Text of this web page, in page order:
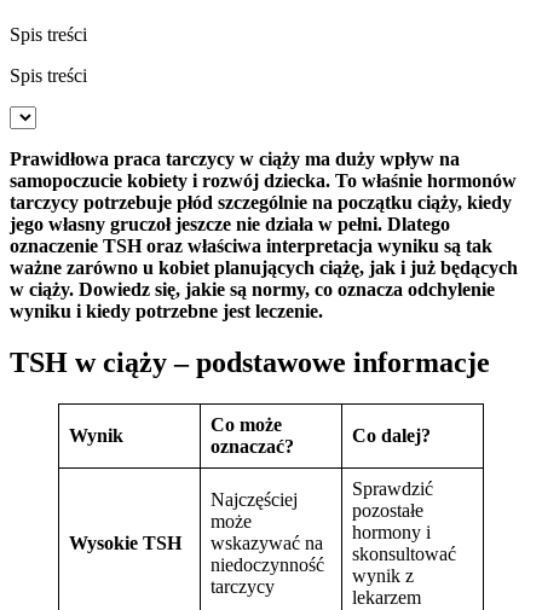
Spis treści
Spis treści
Prawidłowa praca tarczycy w ciąży ma duży wpływ na
samopoczucie kobiety i rozwój dziecka. To właśnie hormonów
tarczycy potrzebuje płód szczególnie na początku ciąży, kiedy
jego własny gruczoł jeszcze nie działa w pełni. Dlatego
oznaczenie TSH oraz właściwa interpretacja wyniku są tak
ważne zarówno u kobiet planujących ciążę, jak i już będących
w ciąży. Dowiedz się, jakie są normy, co oznacza odchylenie
wyniku i kiedy potrzebne jest leczenie.
TSH w ciąży – podstawowe informacje
Wynik
Co może
oznaczać?
Co dalej?
Wysokie TSH
Najczęściej
może
wskazywać na
niedoczynność
tarczycy
Sprawdzić
pozostałe
hormony i
skonsultować
wynik z
lekarzem